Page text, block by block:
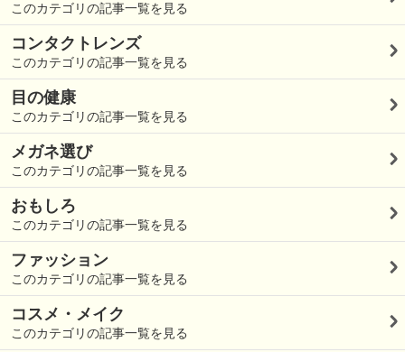
このカテゴリの記事一覧を見る
コンタクトレンズ
このカテゴリの記事一覧を見る
目の健康
このカテゴリの記事一覧を見る
メガネ選び
このカテゴリの記事一覧を見る
おもしろ
このカテゴリの記事一覧を見る
ファッション
このカテゴリの記事一覧を見る
コスメ・メイク
このカテゴリの記事一覧を見る